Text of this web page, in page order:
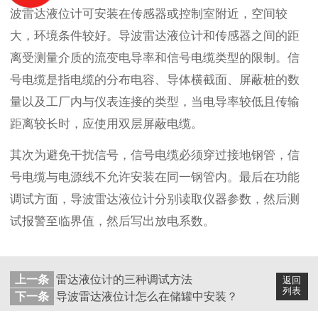
波雷达液位计可安装在传感器或控制室附近，空间较
大，环境条件较好。导波雷达液位计和传感器之间的距
离受测量介质的流变电导率和信号电缆类型的限制。信
号电缆是指电缆的分布电容、导体横截面、屏蔽桩的数
量以及工厂内与仪表连接的类型，当电导率较低且传输
距离较长时，应使用双层屏蔽电缆。
其次为避免干扰信号，信号电缆必须穿过接地钢管，信
号电缆与电源线不允许安装在同一钢管内。最后在功能
调试方面，导波雷达液位计分别读取仪器参数，然后测
试报警至临界值，然后写出放电系数。
返回
列表
上一条 雷达液位计的三种调试方法
下一条
导波雷达液位计怎么在储罐中安装？